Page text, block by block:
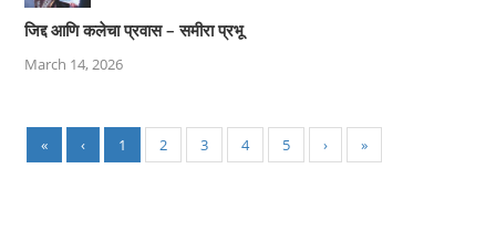
जिद्द आणि कलेचा प्रवास – समीरा प्रभू
March 14, 2026
« ‹ 1 2 3 4 5 › »